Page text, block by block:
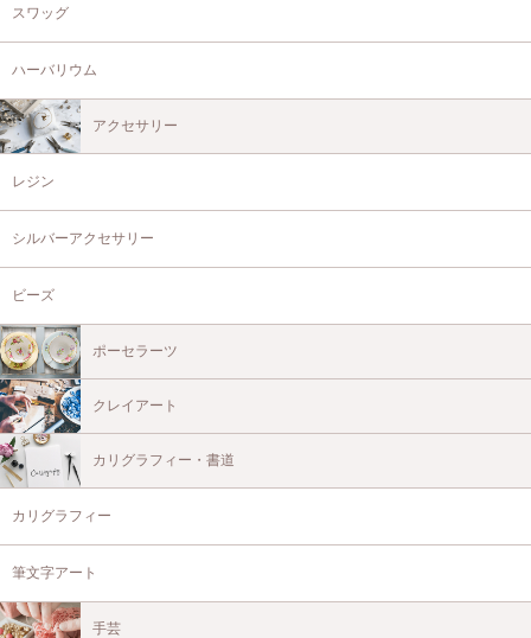
スワッグ
ハーバリウム
アクセサリー
レジン
シルバーアクセサリー
ビーズ
ポーセラーツ
クレイアート
カリグラフィー・書道
カリグラフィー
筆文字アート
手芸